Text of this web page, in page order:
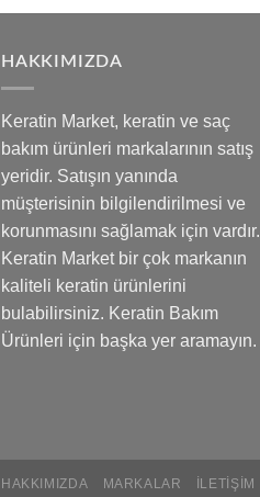
HAKKIMIZDA
Keratin Market, keratin ve saç
bakım ürünleri markalarının satış
yeridir. Satışın yanında
müşterisinin bilgilendirilmesi ve
korunmasını sağlamak için vardır.
Keratin Market bir çok markanın
kaliteli keratin ürünlerini
bulabilirsiniz. Keratin Bakım
Ürünleri için başka yer aramayın.
HAKKIMIZDA MARKALAR İLETIŞIM